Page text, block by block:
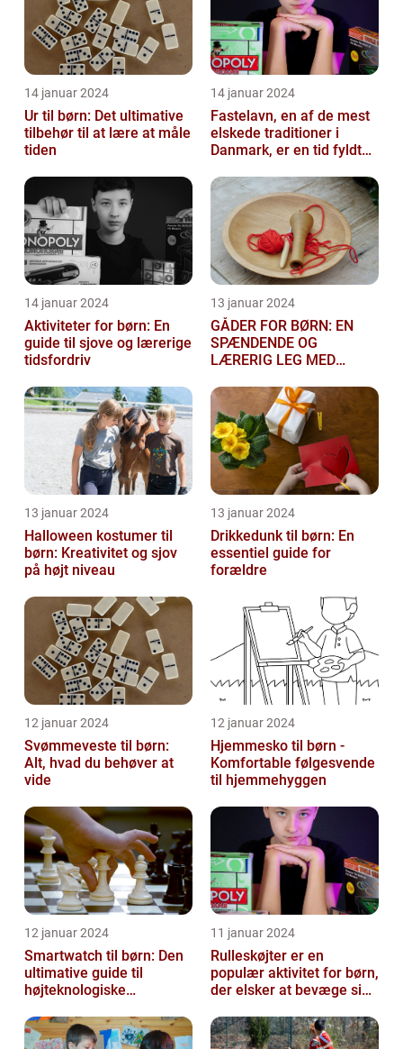
14 januar 2024
Ur til børn: Det ultimative
tilbehør til at lære at måle
tiden
14 januar 2024
Fastelavn, en af de mest
elskede traditioner i
Danmark, er en tid fyldt
festligheder fo...
14 januar 2024
Aktiviteter for børn: En
guide til sjove og lærerige
tidsfordriv
13 januar 2024
GÅDER FOR BØRN: EN
SPÆNDENDE OG
LÆRERIG LEG MED
13 januar 2024
Halloween kostumer til
børn: Kreativitet og sjov
på højt niveau
13 januar 2024
Drikkedunk til børn: En
essentiel guide for
forældre
12 januar 2024
Svømmeveste til børn:
Alt, hvad du behøver at
vide
12 januar 2024
Hjemmesko til børn -
Komfortable følgesvende
til hjemmehyggen
12 januar 2024
Smartwatch til børn: Den
ultimative guide til
højteknologiske
11 januar 2024
Rulleskøjter er en
populær aktivitet for børn,
der elsker at bevæge sig